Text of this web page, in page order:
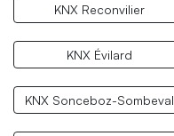
KNX Reconvilier
KNX Évilard
KNX Sonceboz-Sombeval